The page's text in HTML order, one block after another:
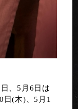
、5月6日は
(木)、5月1